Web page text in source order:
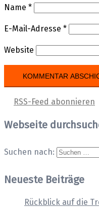
Name *
E-Mail-Adresse *
Website
RSS-Feed abonnieren
Webseite
Suchen nach:
Neueste Beiträge
Rückblick auf die